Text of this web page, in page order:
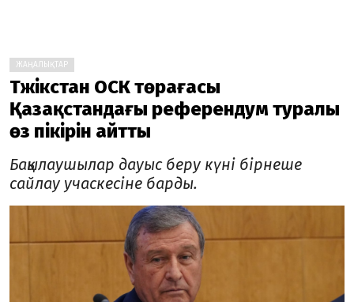
ЖАҢАЛЫҚТАР
Тәжікстан ОСК төрағасы
Қазақстандағы референдум туралы
өз пікірін айтты
Бақылаушылар дауыс беру күні бірнеше
сайлау учаскесіне барды.